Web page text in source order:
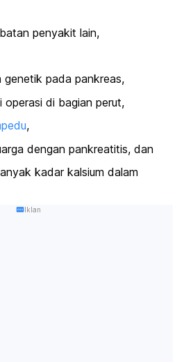
penyakit lain,
genetik pada pankreas,
operasi di bagian perut,
,
dengan pankreatitis, dan
kadar kalsium dalam
Iklan